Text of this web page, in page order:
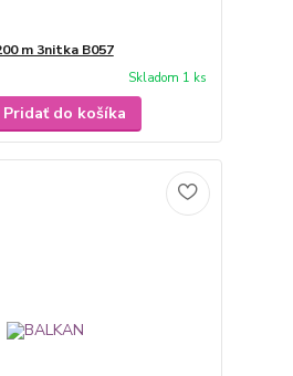
m 3nitka B057
Skladom 1 ks
Pridať do košíka